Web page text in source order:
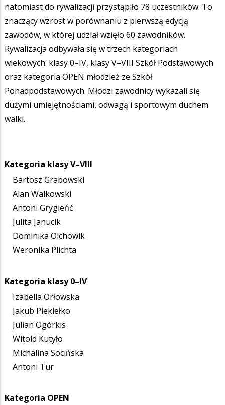
natomiast do rywalizacji przystąpiło 78 uczestników. To
znaczący wzrost w porównaniu z pierwszą edycją
zawodów, w której udział wzięło 60 zawodników.
Rywalizacja odbywała się w trzech kategoriach
wiekowych: klasy 0–IV, klasy V–VIII Szkół Podstawowych
oraz kategoria OPEN młodzież ze Szkół
Ponadpodstawowych. Młodzi zawodnicy wykazali się
dużymi umiejętnościami, odwagą i sportowym duchem
walki.
Kategoria klasy V–VIII
Bartosz Grabowski
Alan Walkowski
Antoni Grygieńć
Julita Janucik
Dominika Olchowik
Weronika Plichta
Kategoria klasy 0–IV
Izabella Orłowska
Jakub Piekiełko
Julian Ogórkis
Witold Kutyło
Michalina Socińska
Antoni Tur
Kategoria OPEN